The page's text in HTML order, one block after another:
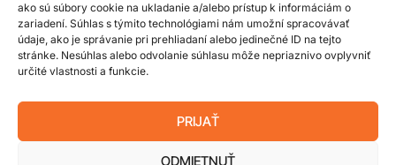
ako sú súbory cookie na ukladanie a/alebo prístup k informáciám o
zariadení. Súhlas s týmito technológiami nám umožní spracovávať
údaje, ako je správanie pri prehliadaní alebo jedinečné ID na tejto
stránke. Nesúhlas alebo odvolanie súhlasu môže nepriaznivo ovplyvniť
určité vlastnosti a funkcie.
PRIJAŤ
ODMIETNUŤ